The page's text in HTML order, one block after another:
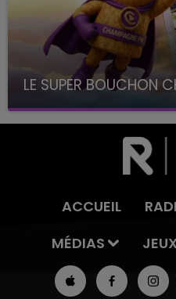
LE SUPER BOUCHON
avec La Famille
ACCUEIL
MÉDIAS